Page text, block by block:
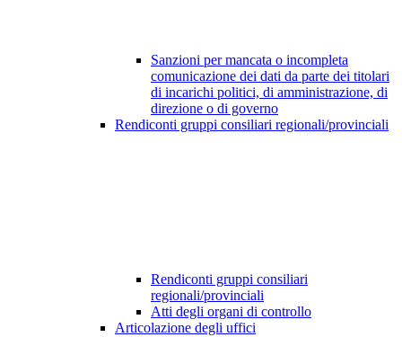
Sanzioni per mancata o incompleta
comunicazione dei dati da parte dei titolari
di incarichi politici, di amministrazione, di
direzione o di governo
Rendiconti gruppi consiliari regionali/provinciali
Rendiconti gruppi consiliari
regionali/provinciali
Atti degli organi di controllo
Articolazione degli uffici